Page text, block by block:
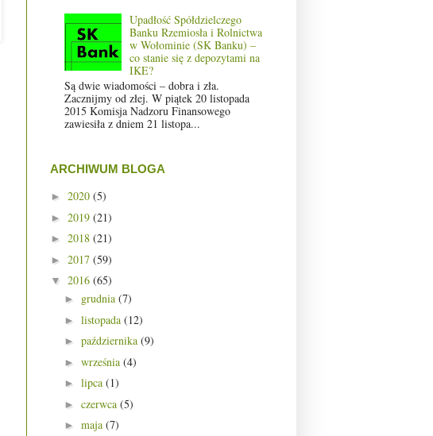
Upadłość Spółdzielczego
Banku Rzemiosła i Rolnictwa
w Wołominie (SK Banku) –
co stanie się z depozytami na
IKE?
Są dwie wiadomości – dobra i zła.
Zacznijmy od złej. W piątek 20 listopada
2015 Komisja Nadzoru Finansowego
zawiesiła z dniem 21 listopa...
ARCHIWUM BLOGA
► 2020 (5)
► 2019 (21)
► 2018 (21)
► 2017 (59)
▼ 2016 (65)
► grudnia (7)
► listopada (12)
► października (9)
► września (4)
► lipca (1)
► czerwca (5)
► maja (7)